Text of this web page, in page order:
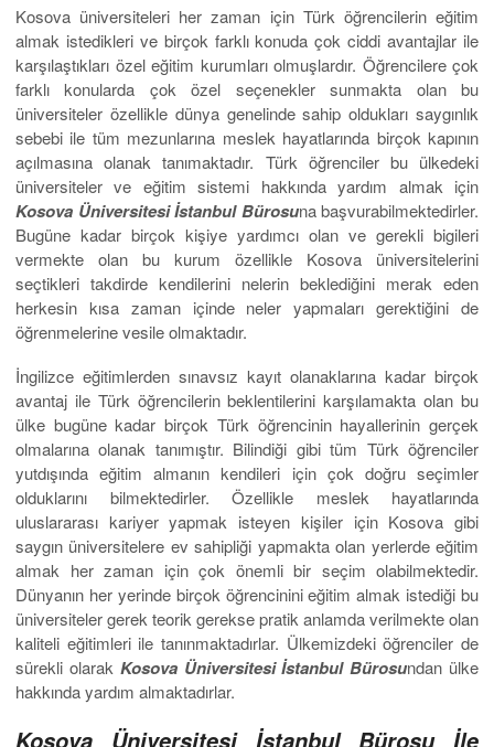
Kosova üniversiteleri her zaman için Türk öğrencilerin eğitim
almak istedikleri ve birçok farklı konuda çok ciddi avantajlar ile
karşılaştıkları özel eğitim kurumları olmuşlardır. Öğrencilere çok
farklı konularda çok özel seçenekler sunmakta olan bu
üniversiteler özellikle dünya genelinde sahip oldukları saygınlık
sebebi ile tüm mezunlarına meslek hayatlarında birçok kapının
açılmasına olanak tanımaktadır. Türk öğrenciler bu ülkedeki
üniversiteler ve eğitim sistemi hakkında yardım almak için
Kosova Üniversitesi İstanbul Bürosuna başvurabilmektedirler.
Bugüne kadar birçok kişiye yardımcı olan ve gerekli bigileri
vermekte olan bu kurum özellikle Kosova üniversitelerini
seçtikleri takdirde kendilerini nelerin beklediğini merak eden
herkesin kısa zaman içinde neler yapmaları gerektiğini de
öğrenmelerine vesile olmaktadır.
İngilizce eğitimlerden sınavsız kayıt olanaklarına kadar birçok
avantaj ile Türk öğrencilerin beklentilerini karşılamakta olan bu
ülke bugüne kadar birçok Türk öğrencinin hayallerinin gerçek
olmalarına olanak tanımıştır. Bilindiği gibi tüm Türk öğrenciler
yutdışında eğitim almanın kendileri için çok doğru seçimler
olduklarını bilmektedirler. Özellikle meslek hayatlarında
uluslararası kariyer yapmak isteyen kişiler için Kosova gibi
saygın üniversitelere ev sahipliği yapmakta olan yerlerde eğitim
almak her zaman için çok önemli bir seçim olabilmektedir.
Dünyanın her yerinde birçok öğrencinini eğitim almak istediği bu
üniversiteler gerek teorik gerekse pratik anlamda verilmekte olan
kaliteli eğitimleri ile tanınmaktadırlar. Ülkemizdeki öğrenciler de
sürekli olarak Kosova Üniversitesi İstanbul Bürosundan ülke
hakkında yardım almaktadırlar.
Kosova Üniversitesi İstanbul Bürosu İle